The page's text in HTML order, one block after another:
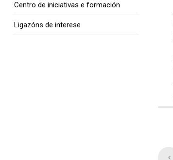
Centro de iniciativas e formación
Ligazóns de interese